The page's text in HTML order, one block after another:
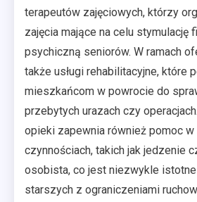
terapeutów zajęciowych, którzy
zajęcia mające na celu stymulację
psychiczną seniorów. W ramach
także usługi rehabilitacyjne, które
mieszkańcom w powrocie do
przebytych urazach czy
opieki zapewnia również pomoc
czynnościach, takich jak jedzenie
osobista, co jest niezwykle
starszych z ograniczeniami